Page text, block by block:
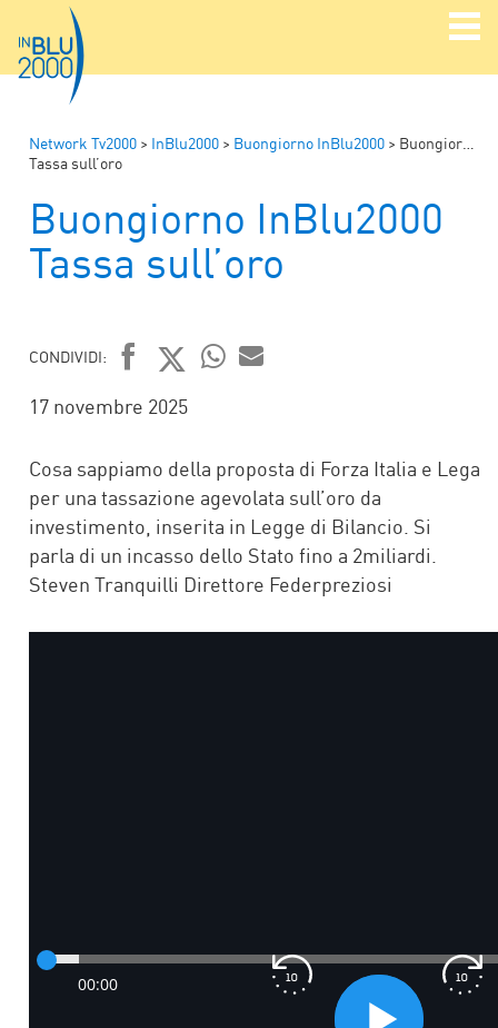
Network Tv2000 > InBlu2000 > Buongiorno InBlu2000 > Buongiorno InBlu2000
Tassa sull’oro
Buongiorno InBlu2000
Tassa sull’oro
CONDIVIDI:
FACEBOOK
TWITTER
17 novembre 2025
Cosa sappiamo della proposta di Forza Italia e Lega
per una tassazione agevolata sull’oro da
investimento, inserita in Legge di Bilancio. Si
parla di un incasso dello Stato fino a 2miliardi.
Steven Tranquilli Direttore Federpreziosi